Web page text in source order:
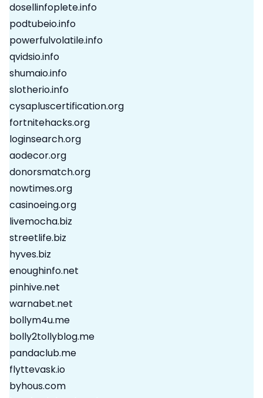
dosellinfoplete.info
podtubeio.info
powerfulvolatile.info
qvidsio.info
shumaio.info
slotherio.info
cysapluscertification.org
fortnitehacks.org
loginsearch.org
aodecor.org
donorsmatch.org
nowtimes.org
casinoeing.org
livemocha.biz
streetlife.biz
hyves.biz
enoughinfo.net
pinhive.net
warnabet.net
bollym4u.me
bolly2tollyblog.me
pandaclub.me
flyttevask.io
byhous.com